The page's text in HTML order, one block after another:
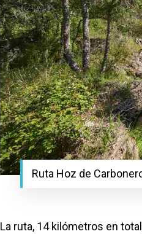
Ruta Hoz de
La ruta, 14 kilómetros en